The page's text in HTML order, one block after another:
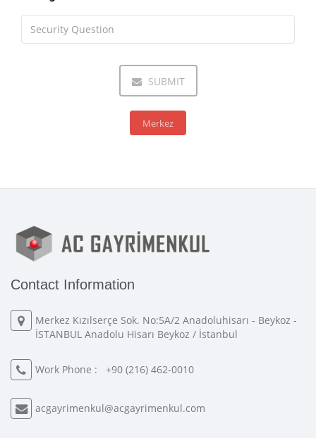
SUBMIT
Merkez
Contact Information
Merkez Kızılserçe Sok. No:5A/2 Anadoluhisarı - Beykoz -
İSTANBUL Anadolu Hisarı Beykoz / İstanbul
Work Phone : +90 (216) 462-0010
acgayrimenkul@acgayrimenkul.com